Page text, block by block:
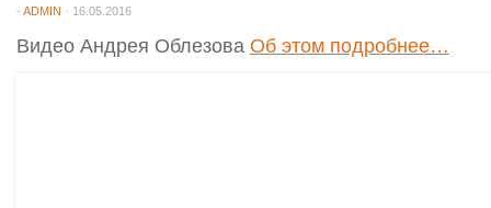
- ADMIN · 16.05.2016
Видео Андрея Облезова Об этом подробнее…